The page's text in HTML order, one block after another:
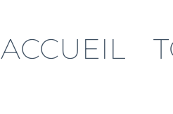
ACCUEIL